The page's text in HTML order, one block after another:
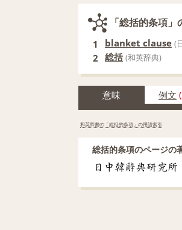
「総括的条項
1 blanket clause (
2 総括 (和英辞典)
意味 例文
和英辞書の「総括的条項」の用語索引
総括的条項のページの